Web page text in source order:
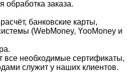
обработка заказа.
банковские карты,
(WebMoney, YooMoney и
все необходимые сертификаты,
служит у наших клиентов.